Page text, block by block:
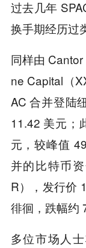
过去几年
换手期经历过
同样由
ne Capital（
AC 合并登陆
11.42 美元；
元，较峰值
并的比特币
R），发行价
徘徊，跌幅约
多位市场人